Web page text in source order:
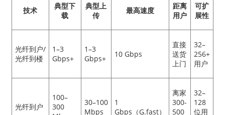
技术
典型下
载
典型上
传
最高速度
距离
用户
可扩
展性
光纤到户/
光纤到楼
1–3
Gbps+
1–3
Gbps+
10 Gbps
直接
送货
上门
32–
256+
用户
光纤到户
100–
300
30–100
Mbps
1
Gbps（G.fast）
离家
300-
500
32–
128
位用